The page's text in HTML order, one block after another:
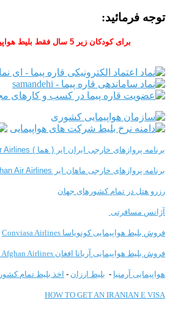
توجه فرمائید:
برای کودکان زیر 5 سال فقط بلیط هواپیما گرفته می شود .
برنامه پروازهای خارجی ایران ایر ( هما ) Iran Air Airlines
برنامه پروازهای خارجی ماهان ایر Mahan Air Airlines
رزرو هتل در تمام کشورهای جهان
آژانس مسافرتی
فروش بلیط هواپیمایی کونویاسا Conviasa Airlines
فروش بلیط هواپیمایی آریانا افغان Ariana Afghan Airlines
هواپیمایی آرمنیا - بلیط ارزان - اخذ بلیط تمام
HOW TO GET AN IRANIAN E VISA